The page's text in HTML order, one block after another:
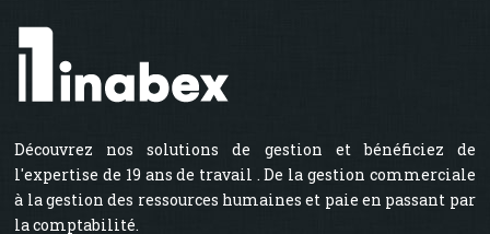
Découvrez nos solutions de gestion et bénéficiez de
l'expertise de 19 ans de travail . De la gestion commerciale
à la gestion des ressources humaines et paie en passant par
la comptabilité.